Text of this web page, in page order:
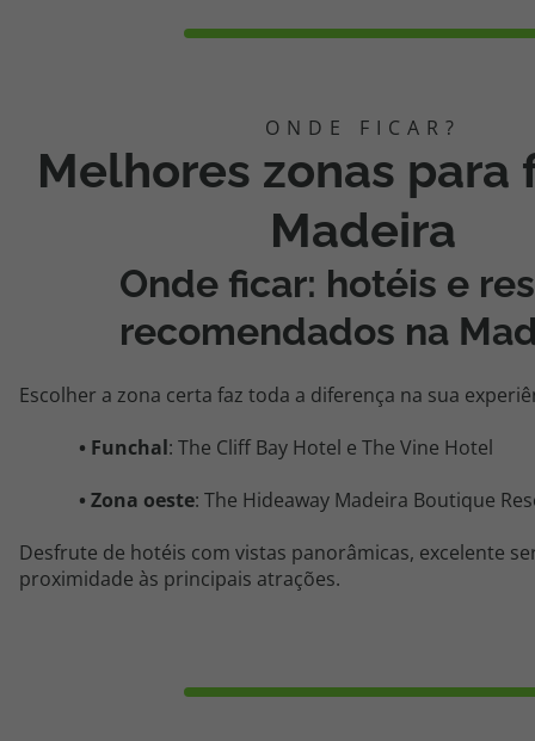
Melhores zonas para
Madeira
Onde ficar: hotéis e
recomendados na
Escolher a zona certa faz toda a diferença na sua
• Funchal: The Cliff Bay Hotel e The Vine Hotel
• Zona oeste: The Hideaway Madeira Boutique
Desfrute de hotéis com vistas panorâmicas, excelente
proximidade às principais atrações.